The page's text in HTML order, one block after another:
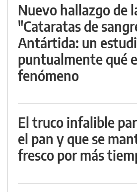
Nuevo hallazgo de
"Cataratas de
Antártida: un
puntualmente qué
fenómeno
El truco infalible
el pan y que se
fresco por más